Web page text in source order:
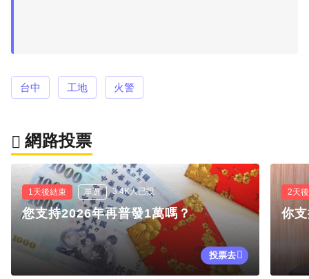
台中 工地 火警
網路投票
1天後結束 單選 3.4K人已投
您支持2026年再普發1萬嗎？
投票去
2天
你